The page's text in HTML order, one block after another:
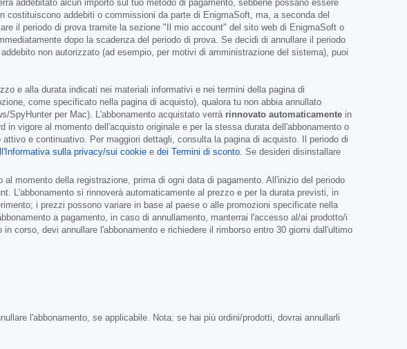
addebitato alcun importo sul tuo metodo di pagamento, sebbene possano essere
addebiti o commissioni da parte di EnigmaSoft, ma, a seconda del
il periodo di prova tramite la sezione "Il mio account" del sito web di EnigmaSoft o
dopo la scadenza del periodo di prova. Se decidi di annullare il periodo
non autorizzato (ad esempio, per motivi di amministrazione del sistema), puoi
e alla durata indicati nei materiali informativi e nei termini della pagina di
come specificato nella pagina di acquisto), qualora tu non abbia annullato
SpyHunter per Mac). L'abbonamento acquistato verrà rinnovato automaticamente in
vigore al momento dell'acquisto originale e per la stessa durata dell'abbonamento o
e continuativo. Per maggiori dettagli, consulta la pagina di acquisto. Il periodo di
sulla privacy/sui cookie e dei Termini di sconto. Se desideri disinstallare
momento della registrazione, prima di ogni data di pagamento. All'inizio del periodo
L'abbonamento si rinnoverà automaticamente al prezzo e per la durata previsti, in
i prezzi possono variare in base al paese o alle promozioni specificate nella
a pagamento, in caso di annullamento, manterrai l'accesso al/ai prodotto/i
corso, devi annullare l'abbonamento e richiedere il rimborso entro 30 giorni dall'ultimo
l'abbonamento, se applicabile. Nota: se hai più ordini/prodotti, dovrai annullarli